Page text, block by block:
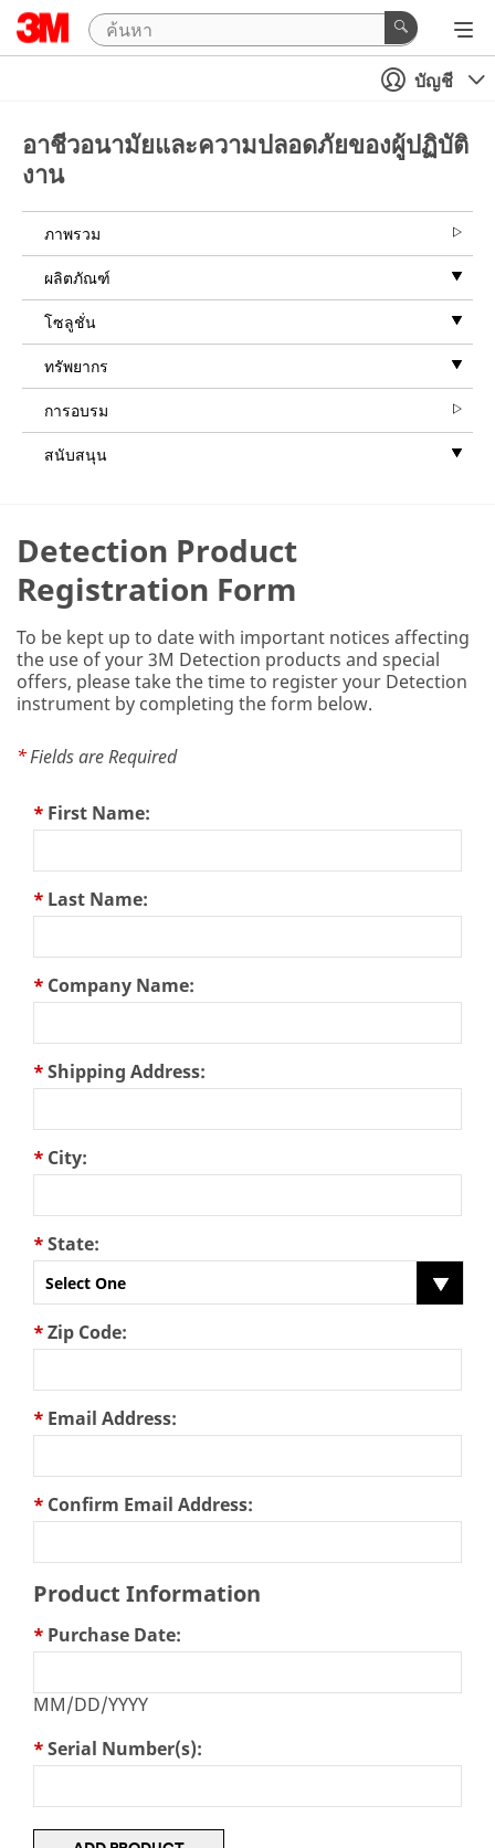
บัญชี
อาชีวอนามัยและความปลอดภัยของผู้ปฏิบัติ
งาน
ภาพรวม
ผลิตภัณฑ์
โซลูชั่น
ทรัพยากร
การอบรม
สนับสนุน
Detection Product
Registration Form
To be kept up to date with important notices affecting
the use of your 3M Detection products and special
offers, please take the time to register your Detection
instrument by completing the form below.
*Fields are Required
* First Name:
* Last Name:
* Company Name:
*Shipping Address:
* City:
*State:
Select One
*Zip Code:
* Email Address:
* Confirm Email Address:
Product Information
* Purchase Date:
MM/DD/YYYY
*Serial Number(s):